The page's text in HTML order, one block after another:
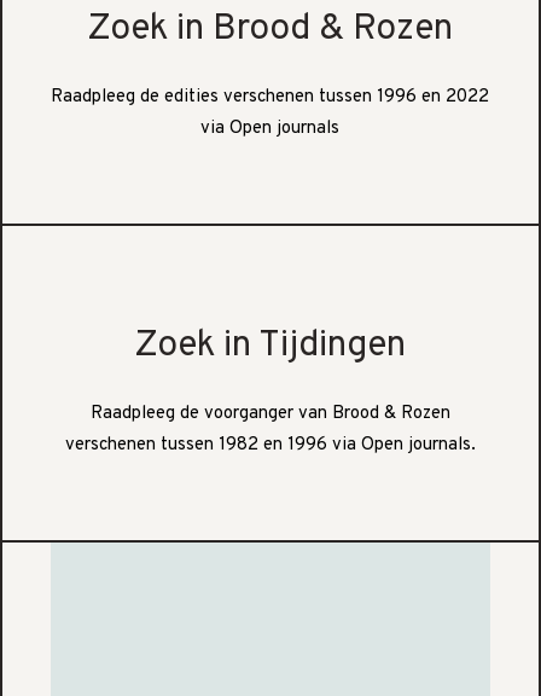
Zoek in Brood & Rozen
Raadpleeg de edities verschenen tussen 1996 en 2022
via Open journals
Zoek in Tijdingen
Raadpleeg de voorganger van Brood & Rozen
verschenen tussen 1982 en 1996 via Open journals.